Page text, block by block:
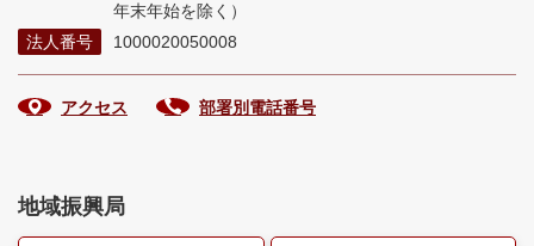
年末年始を除く）
法人番号
1000020050008
アクセス 部署別電話番号
地域振興局